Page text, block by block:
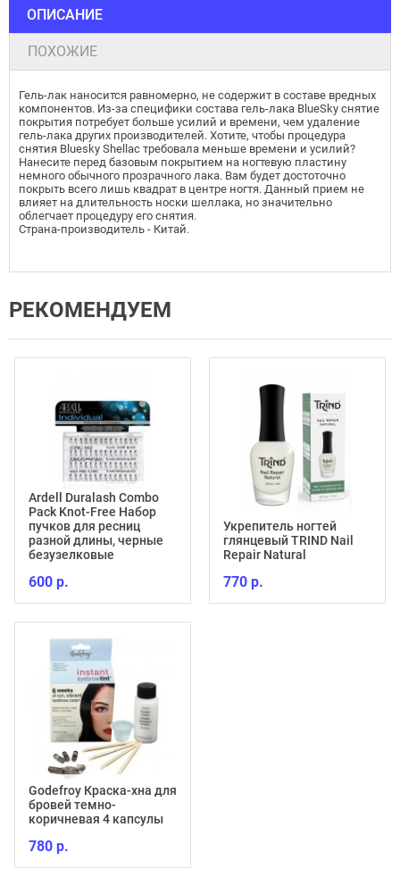
ОПИСАНИЕ
ПОХОЖИЕ
Гель-лак наносится равномерно, не содержит в составе вредных
компонентов. Из-за специфики состава гель-лака BlueSky снятие
покрытия потребует больше усилий и времени, чем удаление
гель-лака других производителей. Хотите, чтобы процедура
снятия Bluesky Shellac требовала меньше времени и усилий?
Нанесите перед базовым покрытием на ногтевую пластину
немного обычного прозрачного лака. Вам будет достоточно
покрыть всего лишь квадрат в центре ногтя. Данный прием не
влияет на длительность носки шеллака, но значительно
облегчает процедуру его снятия.
Страна-производитель - Китай.
РЕКОМЕНДУЕМ
Ardell Duralash Combo
Pack Knot-Free Набор
пучков для ресниц
разной длины, черные
безузелковые
600 р.
Godefroy Краска-хна для
бровей темно-
коричневая 4 капсулы
780 р.
Укрепитель ногтей
глянцевый TRIND Nail
Repair Natural
770 р.